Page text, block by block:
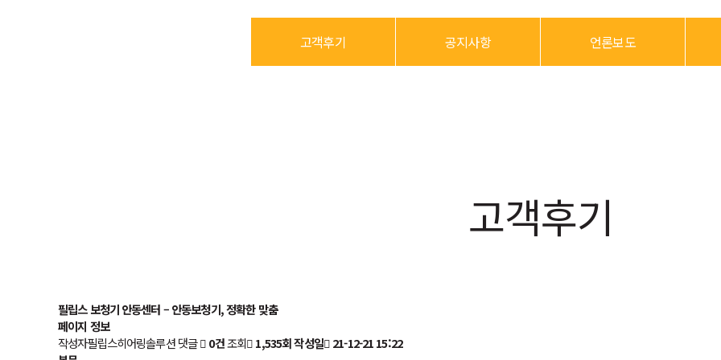
고객후기 공지사항 언론보도
고객후기
필립스 보청기 안동센터 – 안동보청기, 정확한 맞춤
페이지 정보
작성자필립스히어링솔루션 댓글 0건조회 1,535회작성일 21-12-21 15:22